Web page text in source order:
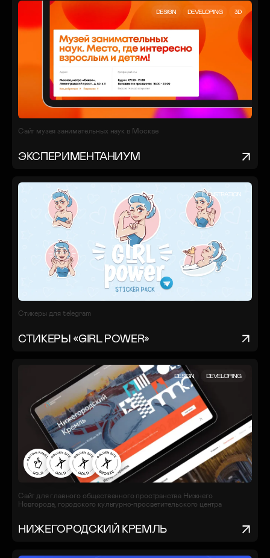
DESIGN DEVELOPING 3D
Сайт музея занимательных наук в Москве
ЭКСПЕРИМЕНТАНИУМ
ILLUSTRATION
Стикеры для telegram
СТИКЕРЫ «GIRL POWER»
DESIGN DEVELOPING
Сайт для главного общественного пространства Нижнего
Новгорода, городского культурно-просветительского центра
НИЖЕГОРОДСКИЙ КРЕМЛЬ